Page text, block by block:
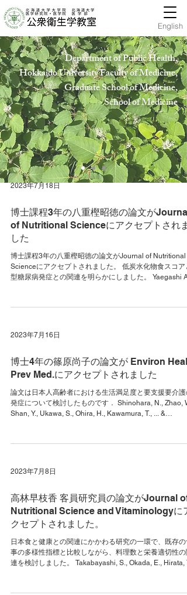
English
Department of Public Health,
Hokkaido University Faculty of Medicine,
Graduate School of Medicine,
School of Medicine
2023年7月18日
博士課程3年の八重樫昭徳の論文がJournal
of Nutritional Scienceにアクセプトされま
した
博士課程3年の八重樫昭徳の論文がJournal of Nutritional
Scienceにアクセプトされました。 低炭水化物食スコア
型糖尿病発症との関連を明らかにしました。 Yaegashi A,
2023年7月16日
博士4年の篠原尚子の論文が Environ
Prev Med.にアクセプトされました
論文は日本人高齢者における生活満足度と要支援要介護
発症について検討したものです． Shinohara, N., Zhao,
Shan, Y., Ukawa, S., Ohira, H., Kawamura, T., ... &
2023年7月8日
高林早枝香 客員研究員の論文がJournal of
Nutritional Science and Vitaminologyにア
クセプトされました。
日本食と健康との関連にかかわる研究の一環で、既存の
事の多様性指標と比較しながら、料理数と栄養適切性の
連を検討しました。 Takabayashi, S., Okada, E., Hirata,